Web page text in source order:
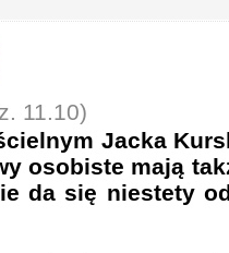
11.10)
Jacka
osobiste mają
da się niestety